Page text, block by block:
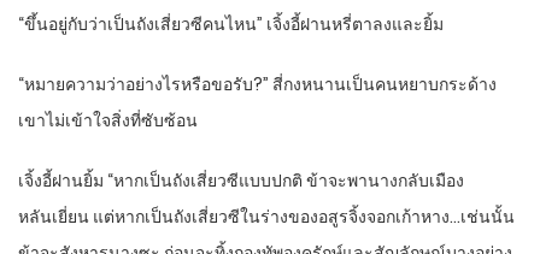
“ขึ้นอยู่กับว่าเป็นถังเสี่ยวซีคนไหน” เจิ้งอี้ฝานหรี่ตาลงและยิ้ม
“หมายความว่าอย่างไรหรือขอรับ?” สี่กงหนานเป็นคนหยาบกระด้าง
เขาไม่เข้าใจสิ่งที่ซับซ้อน
เจิ้งอี้ฝานยิ้ม “หากเป็นถังเสี่ยวซีแบบปกติ ข้าจะพานางกลับเมือง
หลันเยี่ยน แต่หากเป็นถังเสี่ยวซีในร่างของอสูรจิ้งจอกเก้าหาง…เช่นนั้น